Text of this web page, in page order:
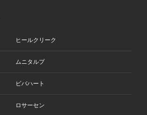
ヒールクリーク
ムニタルプ
ビバハート
ロサーセン